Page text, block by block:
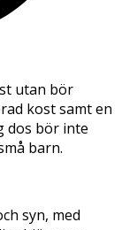
utan bör
kost samt en
dos bör inte
barn.
syn, med